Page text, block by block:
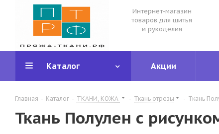
Интернет-магазин
товаров для шитья
и рукоделия
Каталог Акции
Главная - Каталог - ТКАНИ, КОЖА - Ткань отрезы - Ткань
Ткань Полулен с